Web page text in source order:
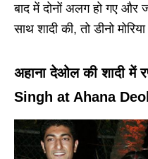
बाद में दोनों अलग हो गए और
साथ शादी की, तो डीनो
अहाना देओल की शादी में
Singh at Ahana